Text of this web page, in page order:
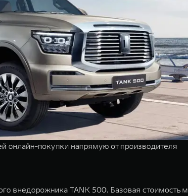
онлайн-покупки напрямую от производителя
внедорожника TANK 500. Базовая стоимость